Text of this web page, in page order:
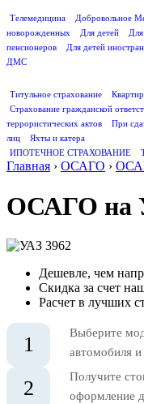
Телемедицина
Добровольное
новорожденных
Для детей
пенсионеров
Для детей
ДМС
Титульное страхование
Страхование гражданской
террористических актов
При
лиц
Яхты и катера
ИПОТЕЧНОЕ СТРАХОВАНИЕ
Главная › ОСАГО ›
ОСАГО на
Дешевле, чем
Скидка за счет
Расчет в лучших
1
Выберите
автомобиля
2
Получите
оформление